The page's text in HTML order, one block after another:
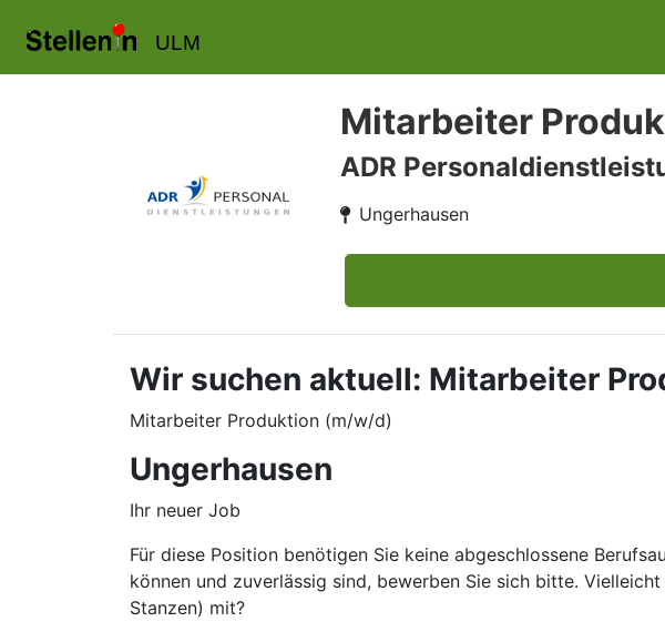
ULM
Mitarbeiter
ADR
Ungerhausen
Wir suchen aktuell: Mitarbeiter
Mitarbeiter Produktion (m/w/d)
Ungerhausen
Ihr neuer Job​
Für diese Position benötigen Sie keine abgeschlossene
können und zuverlässig sind, bewerben Sie sich bitte.
Stanzen) mit?